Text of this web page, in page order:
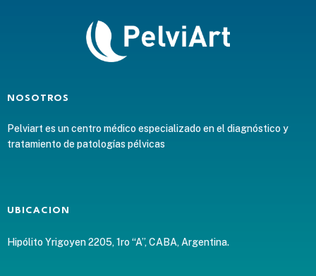
NOSOTROS
Pelviart es un centro médico especializado en el diagnóstico y
tratamiento de patologías pélvicas
UBICACION
Hipólito Yrigoyen 2205, 1ro “A”, CABA, Argentina.